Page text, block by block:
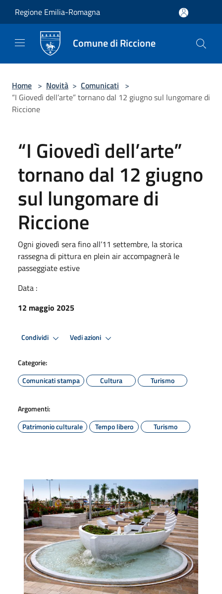
Regione Emilia-Romagna
Comune di Riccione
Home > Novità > Comunicati >
“I Giovedì dell’arte” tornano dal 12 giugno sul lungomare di
Riccione
“I Giovedì dell’arte”
tornano dal 12 giugno
sul lungomare di
Riccione
Ogni giovedì sera fino all’11 settembre, la storica
rassegna di pittura en plein air accompagnerà le
passeggiate estive
Data :
12 maggio 2025
Condividi Vedi azioni
Categorie:
Comunicati stampa
Cultura Turismo
Argomenti:
Patrimonio culturale
Tempo libero Turismo